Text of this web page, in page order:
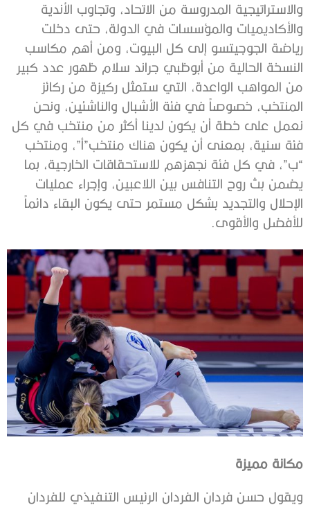
والاستراتيجية المدروسة من الاتحاد، وتجاوب الأندية
والأكاديميات والمؤسسات في الدولة، حتى دخلت
رياضة الجوجيتسو إلى كل البيوت، ومن أهم مكاسب
النسخة الحالية من أبوظبي جراند سلام ظهور عدد كبير
من المواهب الواعدة، التي ستمثل ركيزة من ركائز
المنتخب، خصوصاً في فئة الأشبال والناشئين، ونحن
نعمل على خطة أن يكون لدينا أكثر من منتخب في كل
فئة سنية، بمعنى أن يكون هناك منتخب”أ”، ومنتخب
“ب”، في كل فئة نجهزهم للاستحقاقات الخارجية، بما
يضمن بث روح التنافس بين اللاعبين، وإجراء عمليات
الإحلال والتجديد بشكل مستمر حتى يكون البقاء دائماً
للأفضل والأقوى.
مكانة مميزة
ويقول حسن فردان الفردان الرئيس التنفيذي للفردان